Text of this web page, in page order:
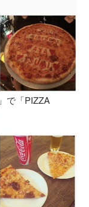
」で「PIZZA